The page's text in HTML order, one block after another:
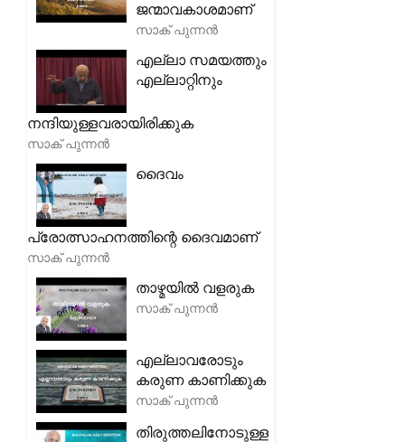
ജന്മാവകാശമാണ്
സാക് പുന്നൻ
എല്ലാ സമയത്തും
എല്ലാറ്റിനും
നന്ദിയുള്ളവരായിരിക്കുക
സാക് പുന്നൻ
ദൈവം
പ്രോത്സാഹനത്തിന്റെ ദൈവമാണ്
സാക് പുന്നൻ
താഴ്മയിൽ വളരുക
സാക് പുന്നൻ
എല്ലാവരോടും
കരുണ കാണിക്കുക
സാക് പുന്നൻ
തിരുത്തലിനോടുള്ള